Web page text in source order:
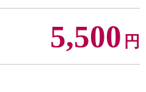
5,500 円